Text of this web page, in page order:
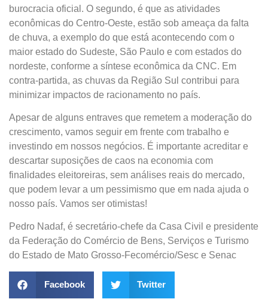
burocracia oficial. O segundo, é que as atividades
econômicas do Centro-Oeste, estão sob ameaça da falta
de chuva, a exemplo do que está acontecendo com o
maior estado do Sudeste, São Paulo e com estados do
nordeste, conforme a síntese econômica da CNC. Em
contra-partida, as chuvas da Região Sul contribui para
minimizar impactos de racionamento no país.
Apesar de alguns entraves que remetem a moderação do
crescimento, vamos seguir em frente com trabalho e
investindo em nossos negócios. É importante acreditar e
descartar suposições de caos na economia com
finalidades eleitoreiras, sem análises reais do mercado,
que podem levar a um pessimismo que em nada ajuda o
nosso país. Vamos ser otimistas!
Pedro Nadaf, é secretário-chefe da Casa Civil e presidente
da Federação do Comércio de Bens, Serviços e Turismo
do Estado de Mato Grosso-Fecomércio/Sesc e Senac
Facebook Twitter